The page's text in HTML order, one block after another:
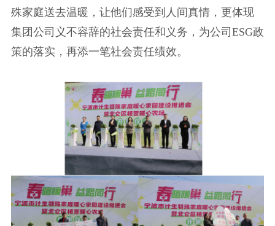
殊家庭送去温暖，让他们感受到人间真情，更体现
集团公司义不容辞的社会责任和义务，为公司ESG政
策的落实，再添一笔社会责任绩效。